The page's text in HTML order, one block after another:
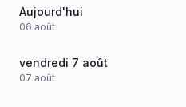
Aujourd'hui
06 août
vendredi 7 août
07 août